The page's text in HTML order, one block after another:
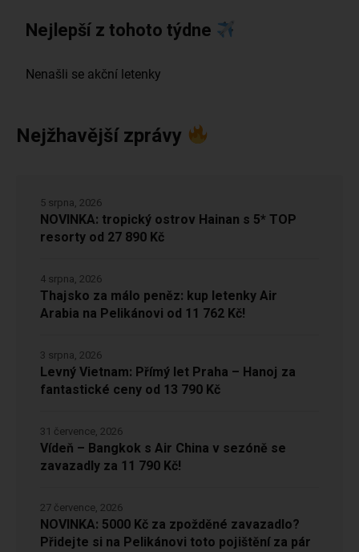
Nejlepší z tohoto týdne
Nejžhavější zprávy
NOVINKA: tropický ostrov Hainan s 5* TOP
resorty od 27 890 Kč
5 srpna, 2026
Thajsko za málo peněz: kup letenky Air
Arabia na Pelikánovi od 11 762 Kč!
4 srpna, 2026
Levný Vietnam: Přímý let Praha – Hanoj za
fantastické ceny od 13 790 Kč
3 srpna, 2026
Vídeň – Bangkok s Air China v sezóně se
zavazadly za 11 790 Kč!
31 července, 2026
NOVINKA: 5000 Kč za zpožděné zavazadlo?
Přidejte si na Pelikánovi toto pojištění za pár
27 července, 2026